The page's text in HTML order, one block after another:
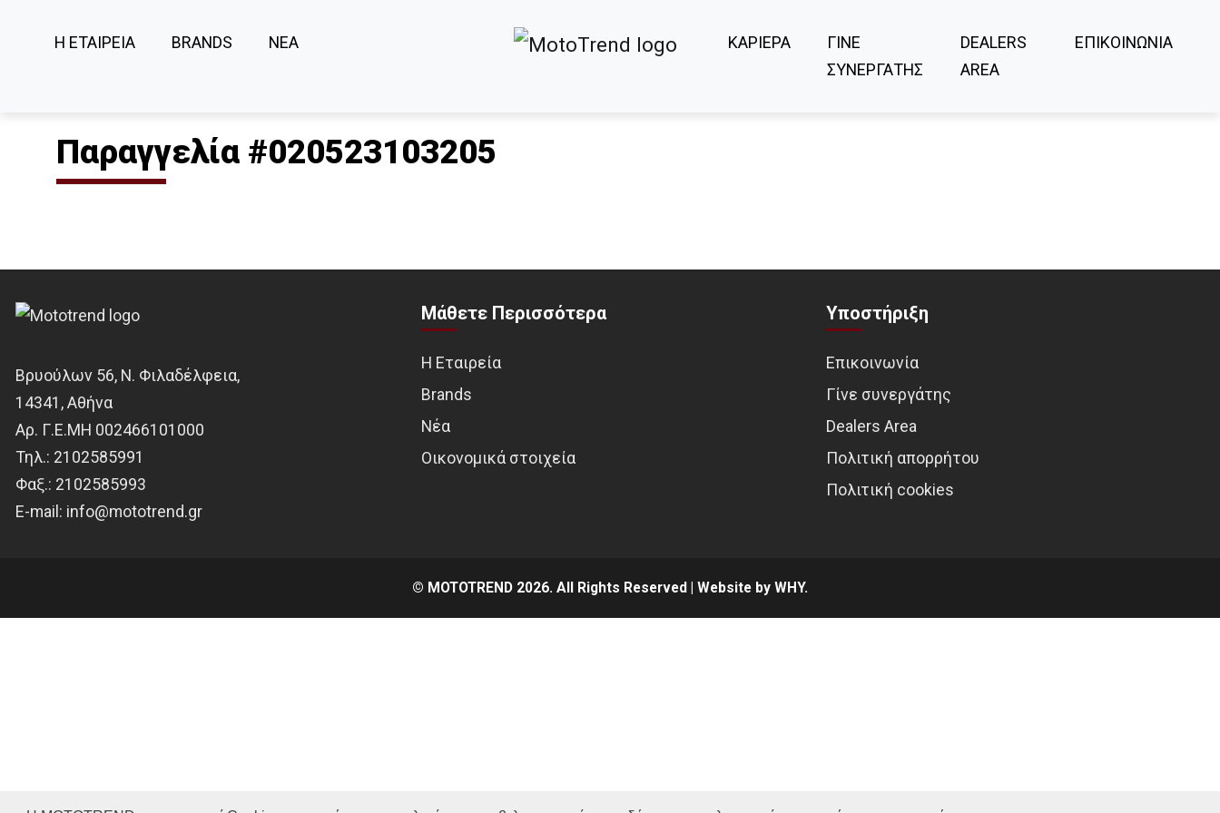
Η ΕΤΑΙΡΕΙΑ BRANDS ΝΕΑ ΚΑΡΙΕΡΑ
ΓΙΝΕ
ΣΥΝΕΡΓΑΤΗΣ
DEALERS
AREA
ΕΠΙΚΟΙΝΩΝΙΑ
Παραγγελία #020523103205
Βρυούλων 56, Ν. Φιλαδέλφεια,
14341, Αθήνα
Αρ. Γ.Ε.ΜΗ 002466101000
Τηλ.: 2102585991
Φαξ.: 2102585993
Ε-mail: info@mototrend.gr
Μάθετε Περισσότερα
Η Εταιρεία
Brands
Νέα
Οικονομικά στοιχεία
Υποστήριξη
Επικοινωνία
Γίνε συνεργάτης
Dealers Area
Πολιτική απορρήτου
Πολιτική cookies
© MOTOTREND 2026. All Rights Reserved | Website by WHY.